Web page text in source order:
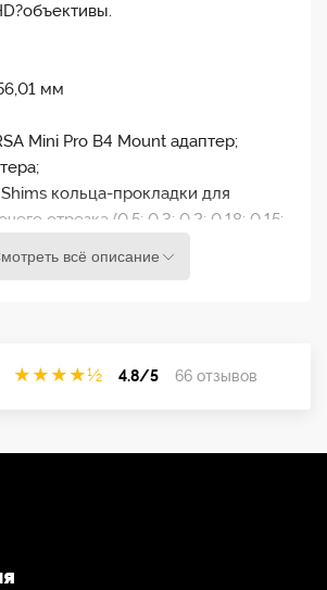
мм
Mini Pro B4 Mount адаптер;
кольца-прокладки для
отрезка (0,5; 0,3; 0,2; 0,18; 0,15;
право без предупреждения
всё описание
★ ★ ★ ★½ 4.8/5 66 отзывов